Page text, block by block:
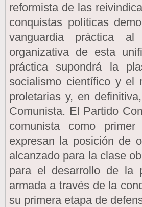
reformista de las
conquistas políticas
vanguardia práctica
organizativa de esta
práctica supondrá la
socialismo científico y el
proletarias y, en
Comunista. El Partido
comunista como
expresan la posición de
alcanzado para la clase
para el desarrollo de la
armada a través de la
su primera etapa de